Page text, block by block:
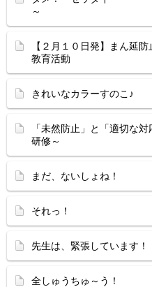
～
【２月１０日発】まん延
教育活動
きれいなカラーすの
「未然防止」と「
研修～
まだ、ないしょね
それっ！ ～今
先生は、緊張していま
全しゅうちゅ～う